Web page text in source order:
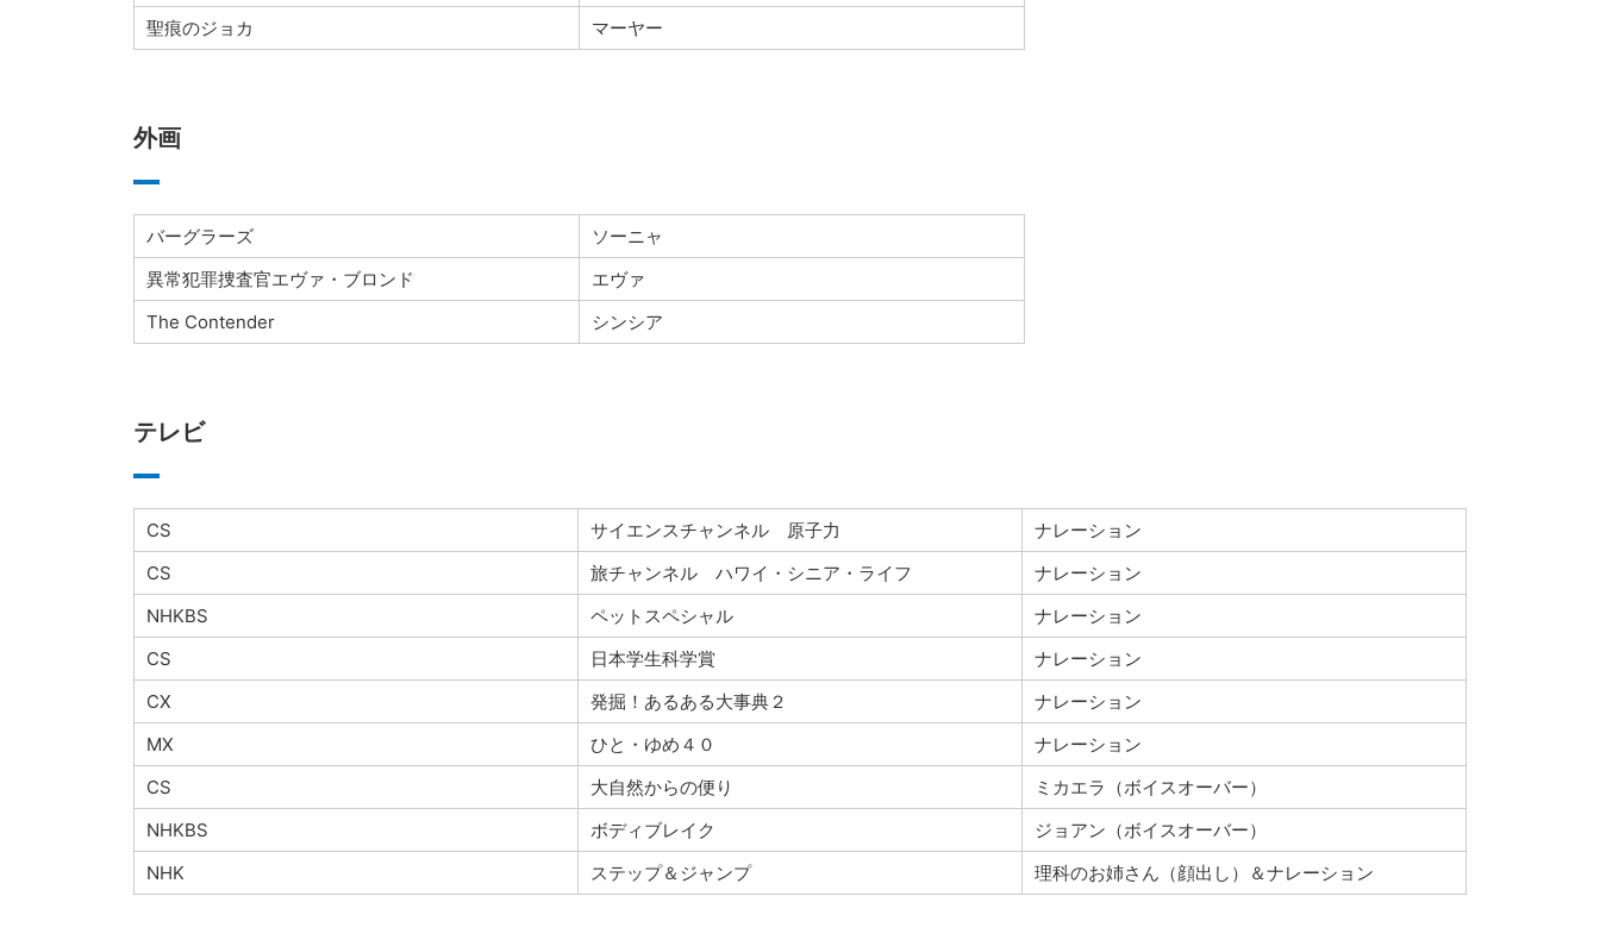
聖痕のジョカ
マーヤー
外画
バーグラーズ
ソーニャ
異常犯罪捜査官エヴァ・ブロンド
エヴァ
The Contender
シンシア
テレビ
CS サイエンスチャンネル 原子力
ナレーション
CS
旅チャンネル ハワイ・シニア・ライフ
ナレーション
NHKBS
ペットスペシャル
ナレーション
CS
日本学生科学賞
ナレーション
CX
発掘！あるある大事典２
ナレーション
MX
ひと・ゆめ４０
ナレーション
CS
大自然からの便り
ミカエラ（ボイスオーバー）
NHKBS
ボディブレイク
ジョアン（ボイスオーバー）
NHK
ステップ＆ジャンプ 理科のお姉さん（顔出し）＆ナレーション